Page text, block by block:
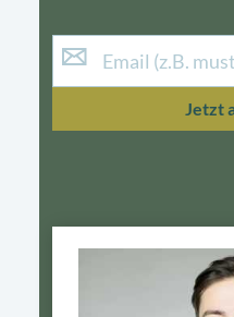
Jetzt